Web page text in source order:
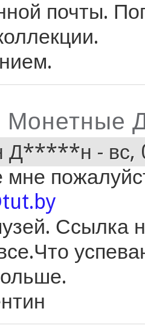
почты.
Монетные
Д*****н - вс,
Ссылка